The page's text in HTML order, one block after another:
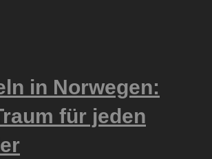
in Norwegen:
für jeden